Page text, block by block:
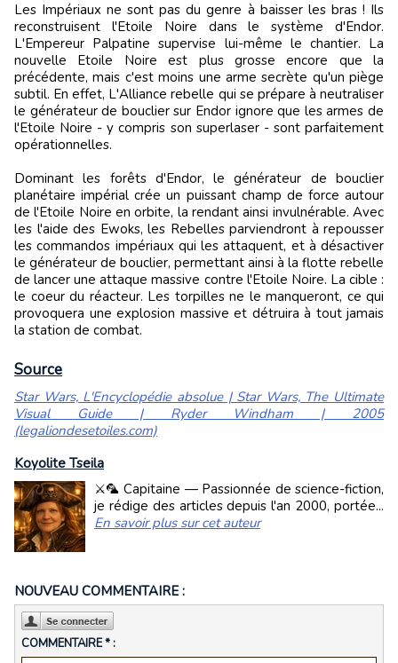
Les Impériaux ne sont pas du genre à baisser les bras ! Ils
reconstruisent l'Etoile Noire dans le système d'Endor.
L'Empereur Palpatine supervise lui-même le chantier. La
nouvelle Etoile Noire est plus grosse encore que la
précédente, mais c'est moins une arme secrète qu'un piège
subtil. En effet, L'Alliance rebelle qui se prépare à neutraliser
le générateur de bouclier sur Endor ignore que les armes de
l'Etoile Noire - y compris son superlaser - sont parfaitement
opérationnelles.
Dominant les forêts d'Endor, le générateur de bouclier
planétaire impérial crée un puissant champ de force autour
de l'Etoile Noire en orbite, la rendant ainsi invulnérable. Avec
les l'aide des Ewoks, les Rebelles parviendront à repousser
les commandos impériaux qui les attaquent, et à désactiver
le générateur de bouclier, permettant ainsi à la flotte rebelle
de lancer une attaque massive contre l'Etoile Noire. La cible :
le coeur du réacteur. Les torpilles ne le manqueront, ce qui
provoquera une explosion massive et détruira à tout jamais
la station de combat.
Source
Star Wars, L'Encyclopédie absolue | Star Wars, The Ultimate
Visual Guide | Ryder Windham | 2005
(legaliondesetoiles.com)
Koyolite Tseila
⚔️🦜 Capitaine — Passionnée de science-fiction,
je rédige des articles depuis l'an 2000, portée...
En savoir plus sur cet auteur
NOUVEAU COMMENTAIRE :
COMMENTAIRE * :